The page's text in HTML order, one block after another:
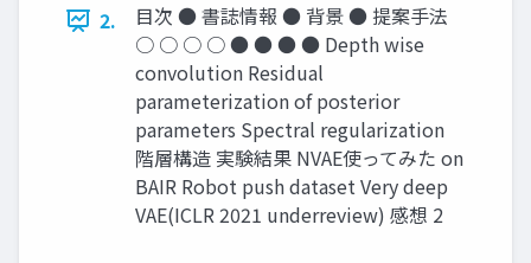
2.
目次 ● 書誌情報 ● 背景 ● 提案手法
○ ○ ○ ○ ● ● ● ● Depth wise
convolution Residual
parameterization of posterior
parameters Spectral regularization
階層構造 実験結果 NVAE使ってみた on
BAIR Robot push dataset Very deep
VAE(ICLR 2021 underreview) 感想 2